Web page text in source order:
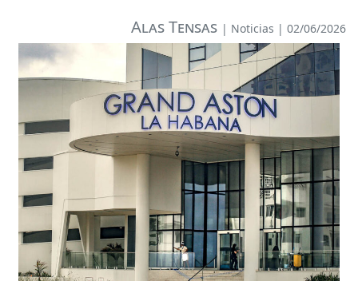
Alas Tensas | Noticias | 02/06/2026